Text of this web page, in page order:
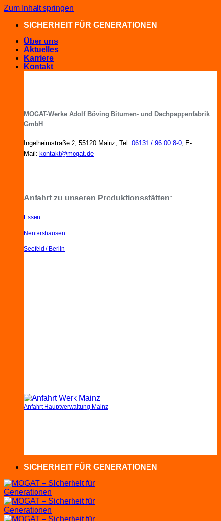
Zum Inhalt springen
SICHERHEIT FÜR GENERATIONEN
Über uns
Aktuelles
Karriere
Kontakt
MOGAT-Werke Adolf Böving Bitumen- und Dachpappenfabrik
GmbH
Ingelheimstraße 2, 55120 Mainz, Tel. 06131 / 96 00 8-0, E-
Mail: kontakt@mogat.de
Anfahrt zu unseren Produktionsstätten:
Essen
Nentershausen
Seefeld / Berlin
Anfahrt Hauptverwaltung Mainz
SICHERHEIT FÜR GENERATIONEN